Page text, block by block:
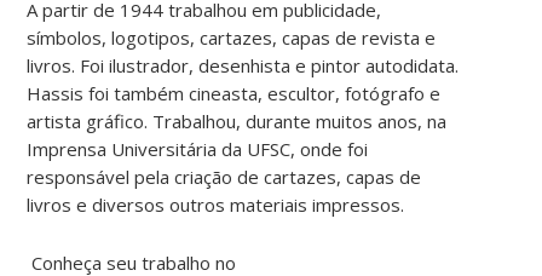
A partir de 1944 trabalhou em publicidade,
símbolos, logotipos, cartazes, capas de revista e
livros. Foi ilustrador, desenhista e pintor autodidata.
Hassis foi também cineasta, escultor, fotógrafo e
artista gráfico. Trabalhou, durante muitos anos, na
Imprensa Universitária da UFSC, onde foi
responsável pela criação de cartazes, capas de
livros e diversos outros materiais impressos.
Conheça seu trabalho no